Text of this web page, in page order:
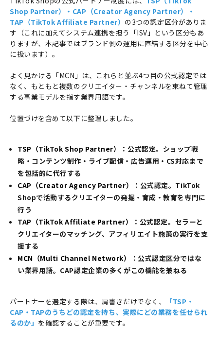
Shop Partner）・CAP（Creator Agency Partner）・
TAP（TikTok Affiliate Partner） の3つの認定区分がありま
す（これに加えてシステム連携を担う「ISV」という区分もあ
りますが、本記事ではブランド側の運用に直結する区分を中心
に扱います）。
よく見かける「MCN」は、これらと並ぶ4つ目の公式認定では
なく、もともと複数のクリエイター・チャンネルを束ねて管理
する事業モデルを指す業界用語です。
位置づけを含めて以下に整理しました。
TSP（TikTok Shop Partner）
：公式認定。ショップ戦
略・コンテンツ制作・ライブ配信・広告運用・CS対応まで
を包括的に代行する
CAP（Creator Agency Partner）
：公式認定。TikTok
Shopで活動するクリエイターの発掘・育成・教育を専門に
行う
TAP（TikTok Affiliate Partner）
：公式認定。セラーと
クリエイターのマッチング、アフィリエイト施策の実行を支
援する
MCN（Multi Channel Network）
：公式認定区分ではな
い業界用語。CAP認定企業の多くがこの機能を兼ねる
パートナーを選定する際は、肩書きだけでなく、
「TSP・
CAP・TAPのうちどの認定を持ち、実際にどの業務を任せられ
るのか」 を確認することが重要です。